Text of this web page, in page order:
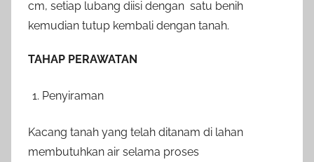
cm, setiap lubang diisi dengan satu benih
kemudian tutup kembali dengan tanah.
TAHAP PERAWATAN
Penyiraman
Kacang tanah yang telah ditanam di lahan
membutuhkan air selama proses